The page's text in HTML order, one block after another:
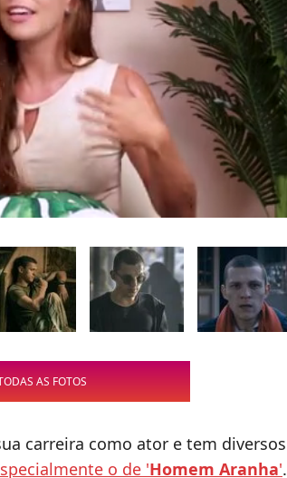
AS FOTOS
carreira como ator e tem diversos
o de 'Homem Aranha'.